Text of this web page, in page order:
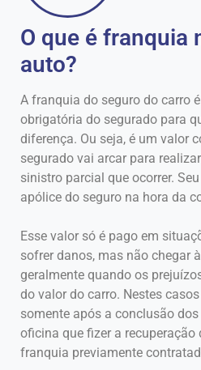
O que é franquia
auto?
A franquia do seguro do carro
obrigatória do segurado para
diferença. Ou seja, é um valor
segurado vai arcar para
sinistro parcial que ocorrer.
apólice do seguro na hora da
Esse valor só é pago em
sofrer danos, mas não chegar
geralmente quando os
do valor do carro. Nestes
somente após a conclusão
oficina que fizer a recuperação
franquia previamente